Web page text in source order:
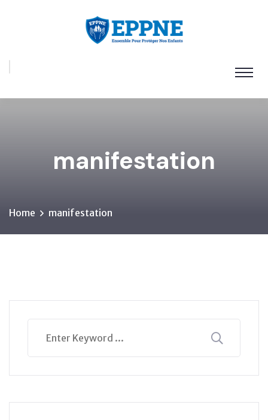
manifestation
Home manifestation